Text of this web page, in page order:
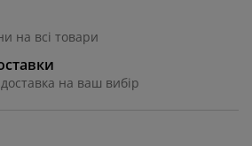
на всі товари
на ваш вибір